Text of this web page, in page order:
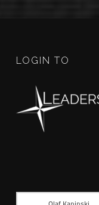
LOGIN TO